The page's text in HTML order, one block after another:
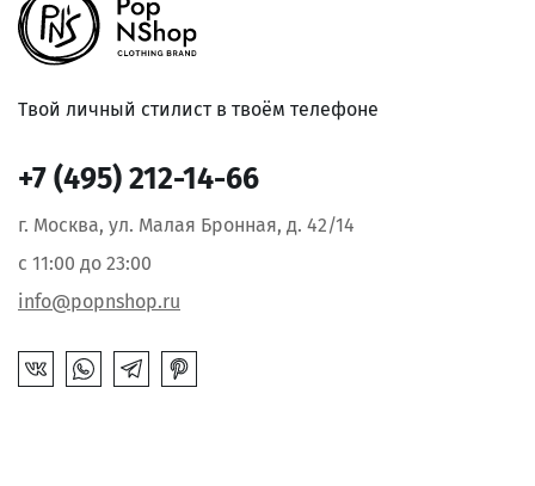
Твой личный стилист в твоём телефоне
+7 (495) 212-14-66
г. Москва, ул. Малая Бронная, д. 42/14
с 11:00 до 23:00
info@popnshop.ru